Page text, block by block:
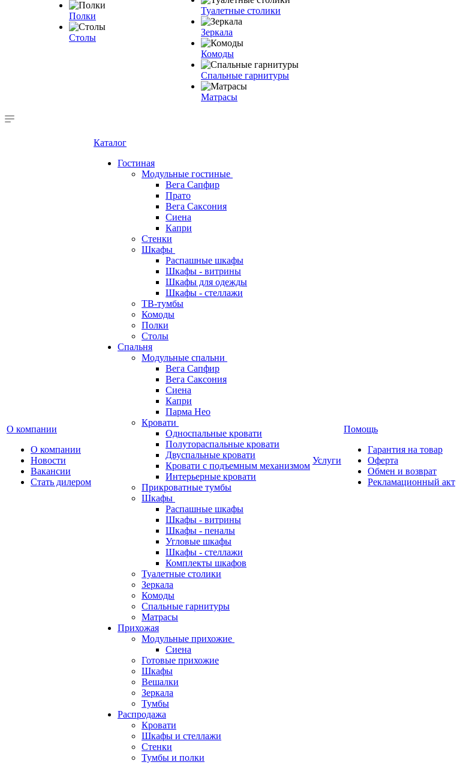
Полки
Столы
Туалетные столики
Зеркала
Комоды
Спальные гарнитуры
Матрасы
О компании
О компании
Новости
Вакансии
Стать дилером
Каталог
Гостиная
Модульные гостиные
Вега Сапфир
Прато
Вега Саксония
Сиена
Капри
Стенки
Шкафы
Распашные шкафы
Шкафы - витрины
Шкафы для одежды
Шкафы - стеллажи
ТВ-тумбы
Комоды
Полки
Столы
Спальня
Модульные спальни
Вега Сапфир
Вега Саксония
Сиена
Капри
Парма Нео
Кровати
Односпальные кровати
Полутораспальные кровати
Двуспальные кровати
Кровати с подъемным механизмом
Интерьерные кровати
Прикроватные тумбы
Шкафы
Распашные шкафы
Шкафы - витрины
Шкафы - пеналы
Угловые шкафы
Шкафы - стеллажи
Комплекты шкафов
Туалетные столики
Зеркала
Комоды
Спальные гарнитуры
Матрасы
Прихожая
Модульные прихожие
Сиена
Готовые прихожие
Шкафы
Вешалки
Зеркала
Тумбы
Распродажа
Кровати
Шкафы и стеллажи
Стенки
Тумбы и полки
Услуги
Помощь
Гарантия на товар
Оферта
Обмен и возврат
Рекламационный акт